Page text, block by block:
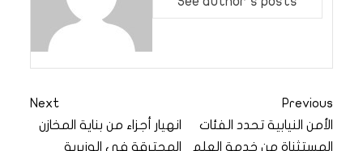
Previous
الأمن النيابية تحدد الفئات
المستثناة من خدمة العلم
Next
انهيار أجزاء من بناية المخازن
المحترقة في الوزيرية